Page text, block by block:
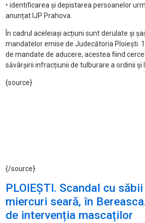
• identificareași depistarea persoanelor
anunțat IJP Prahova.
În cadrul aceleiași acțiuni sunt derulate și
mandatelor emise de Judecătoria Ploiești.
de mandate de aducere, acestea fiind
săvârșirii infracțiunii de tulburare a ordinii și
{source}
{/source}
PLOIEȘTI. Scandal cu
miercuri seară, în
de intervenția mascaților